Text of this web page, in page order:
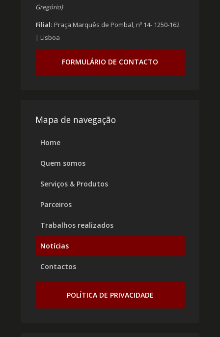
Gregório)
Filial: Praça Marquês de Pombal, nº 14- 1250-162
| Lisboa
FORMULÁRIO DE CONTACTO
Mapa de navegação
Home
Quem somos
Serviços & Produtos
Parceiros
Trabalhos realizados
Notícias
Contactos
POLÍTICA DE PRIVACIDADE